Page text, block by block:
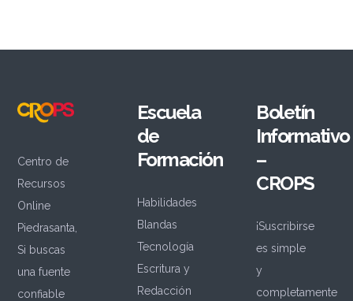
Centro de
Recursos
Online
Piedrasanta,
Si buscas
una fuente
confiable
Escuela
de
Formación
Habilidades
Blandas
Tecnología
Escritura y
Redacción
Boletín
Informativo
–
CROPS
¡Suscribirse
es simple
y
completamente